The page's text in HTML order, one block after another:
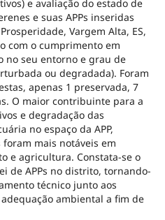
e avaliação do estado de
e suas APPs inseridas
Vargem Alta, ES,
com o cumprimento em
no seu entorno e grau de
ou degradada). Foram
apenas 1 preservada, 7
O maior contribuinte para a
e degradação das
no espaço da APP,
mais notáveis em
e agricultura. Constata-se o
de APPs no distrito, tornando-
técnico junto aos
ambiental a fim de